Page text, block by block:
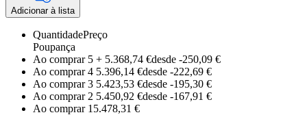
Adicionar à lista
QuantidadePreço
Poupança
Ao comprar 5 + 5.368,74 €desde -250,09 €
Ao comprar 4 5.396,14 €desde -222,69 €
Ao comprar 3 5.423,53 €desde -195,30 €
Ao comprar 2 5.450,92 €desde -167,91 €
Ao comprar 1 5.478,31 €